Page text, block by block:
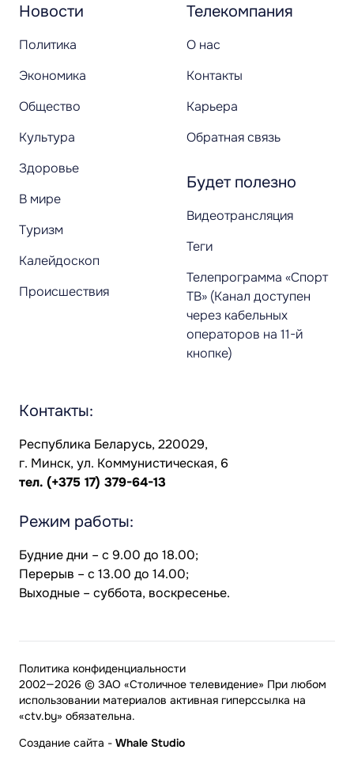
Новости
Политика
Экономика
Общество
Культура
Здоровье
В мире
Туризм
Калейдоскоп
Происшествия
Телекомпания
О нас
Контакты
Карьера
Обратная связь
Будет полезно
Видеотрансляция
Теги
Телепрограмма «Спорт
ТВ» (Канал доступен
через кабельных
операторов на 11-й
кнопке)
Контакты:
Республика Беларусь, 220029,
г. Минск, ул. Коммунистическая, 6
тел. (+375 17) 379-64-13
Режим работы:
Будние дни – с 9.00 до 18.00;
Перерыв – с 13.00 до 14.00;
Выходные – суббота, воскресенье.
2002—2026 © ЗАО «Столичное телевидение» При любом
использовании материалов активная гиперссылка на
«ctv.by» обязательна.
Политика конфиденциальности
Создание сайта - Whale Studio